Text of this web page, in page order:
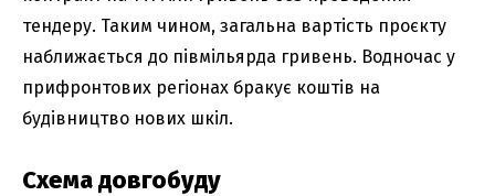
тендеру. Таким чином, загальна вартість проєкту
наближається до півмільярда гривень. Водночас у
прифронтових регіонах бракує коштів на
будівництво нових шкіл.
Схема довгобуду